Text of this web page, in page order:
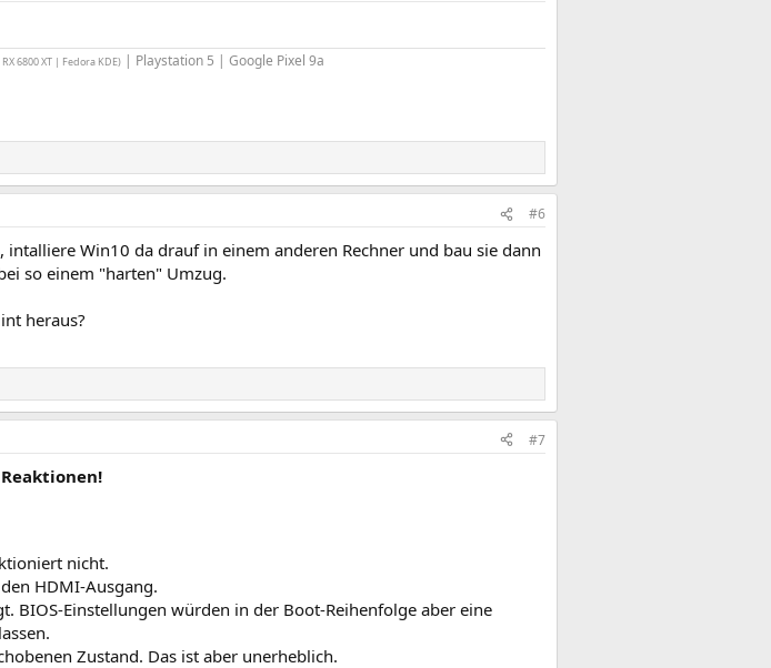
6800 XT | Fedora KDE) | Playstation 5 | Google Pixel 9a​
#6
Win10 da drauf in einem anderen Rechner und bau sie dann
so einem "harten" Umzug.
heraus?
#7
nicht.
HDMI-Ausgang.
BIOS-Einstellungen würden in der Boot-Reihenfolge aber eine
Zustand. Das ist aber unerheblich.